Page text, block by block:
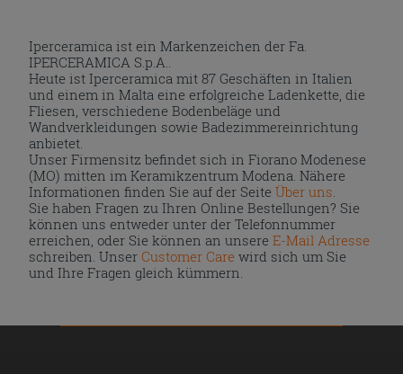
Iperceramica ist ein Markenzeichen der Fa.
IPERCERAMICA S.p.A..
Heute ist Iperceramica mit 87 Geschäften in Italien
und einem in Malta eine erfolgreiche Ladenkette, die
Fliesen, verschiedene Bodenbeläge und
Wandverkleidungen sowie Badezimmereinrichtung
anbietet.
Unser Firmensitz befindet sich in Fiorano Modenese
(MO) mitten im Keramikzentrum Modena. Nähere
Informationen finden Sie auf der Seite Über uns
Sie haben Fragen zu Ihren Online Bestellungen? Sie
können uns entweder unter der Telefonnummer
erreichen, oder Sie können an unsereE-Mail Adresse
schreiben. UnserCustomer Care wird sich um Sie
und Ihre Fragen gleich kümmern.